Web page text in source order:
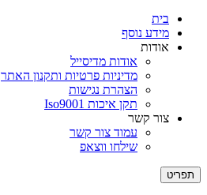
תַּפְרִיט
נְגִישׁוּת.
בית
מידע נוסף
אודות
אודות מדיסייל
מדיניות פרטיות ותקנון האתר
הצהרת נגישות
תקן איכות Iso9001
צור קשר
עמוד צור קשר
שילחו ווצאפ
תפריט